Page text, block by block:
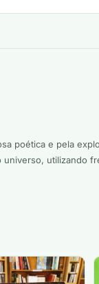
poética e pela
utilizando